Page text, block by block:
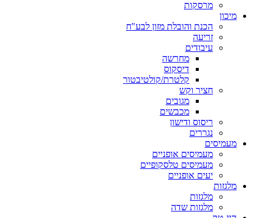
מרסקות
מיכון
הכנת והובלת מזון לבע"ח
זריעה
עיבודים
מחרשה
דיסקוס
קלטרת/קולטיבטור
חציר וקש
מגובים
מכבשים
ריסוס ודישון
נגררים
מעמיסים
מעמיסים אופניים
מעמיסים טלסקופיים
יעים אופניים
מלגזות
מלגזות
מלגזות שדה